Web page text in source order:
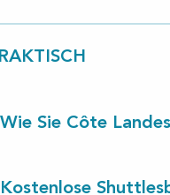
Wie Sie Côte
Kostenlose
Tourisme